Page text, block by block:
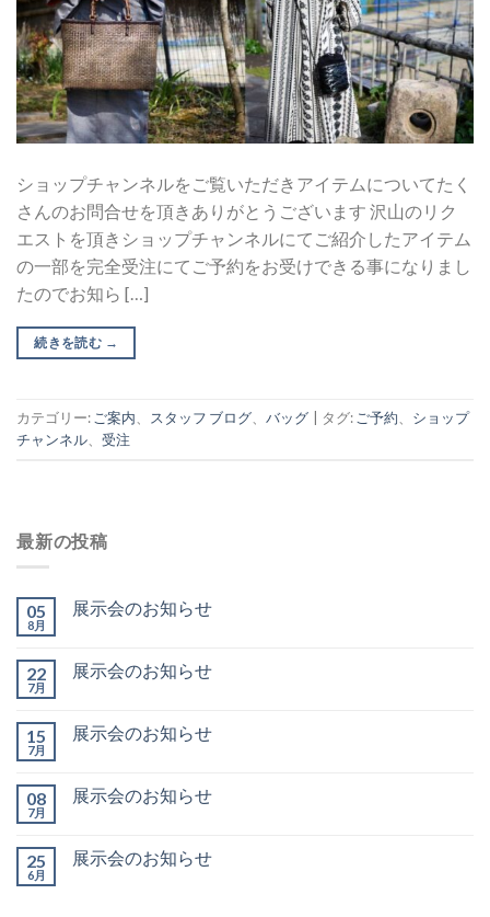
ショップチャンネルをご覧いただきアイテムについてたく
さんのお問合せを頂きありがとうございます 沢山のリク
エストを頂きショップチャンネルにてご紹介したアイテム
の一部を完全受注にてご予約をお受けできる事になりまし
たのでお知ら […]
続きを読む →
カテゴリー: ご案内 スタッフ ブログ バッグ タグ: ご予約
ショップ
チャンネル
受注
最新の投稿
05
8月
展示会のお知らせ
22
7月
展示会のお知らせ
15
7月
展示会のお知らせ
08
7月
展示会のお知らせ
25
6月
展示会のお知らせ